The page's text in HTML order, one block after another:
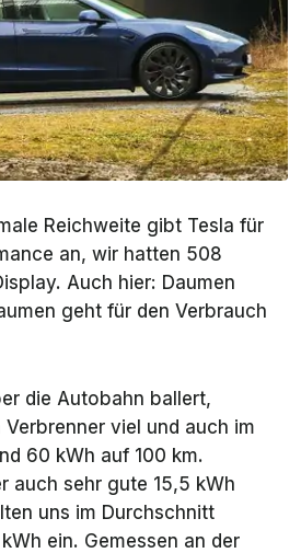
Reichweite gibt Tesla für
an, wir hatten 508
Auch hier: Daumen
geht für den Verbrauch
die Autobahn ballert,
viel und auch im
60 kWh auf 100 km.
auch sehr gute 15,5 kWh
uns im Durchschnitt
ein. Gemessen an der